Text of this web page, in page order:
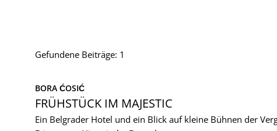
Gefundene Beiträge: 1
BORA ĆOSIĆ
FRÜHSTÜCK IM MAJESTIC
Ein Belgrader Hotel und ein Blick auf kleine Bühnen der